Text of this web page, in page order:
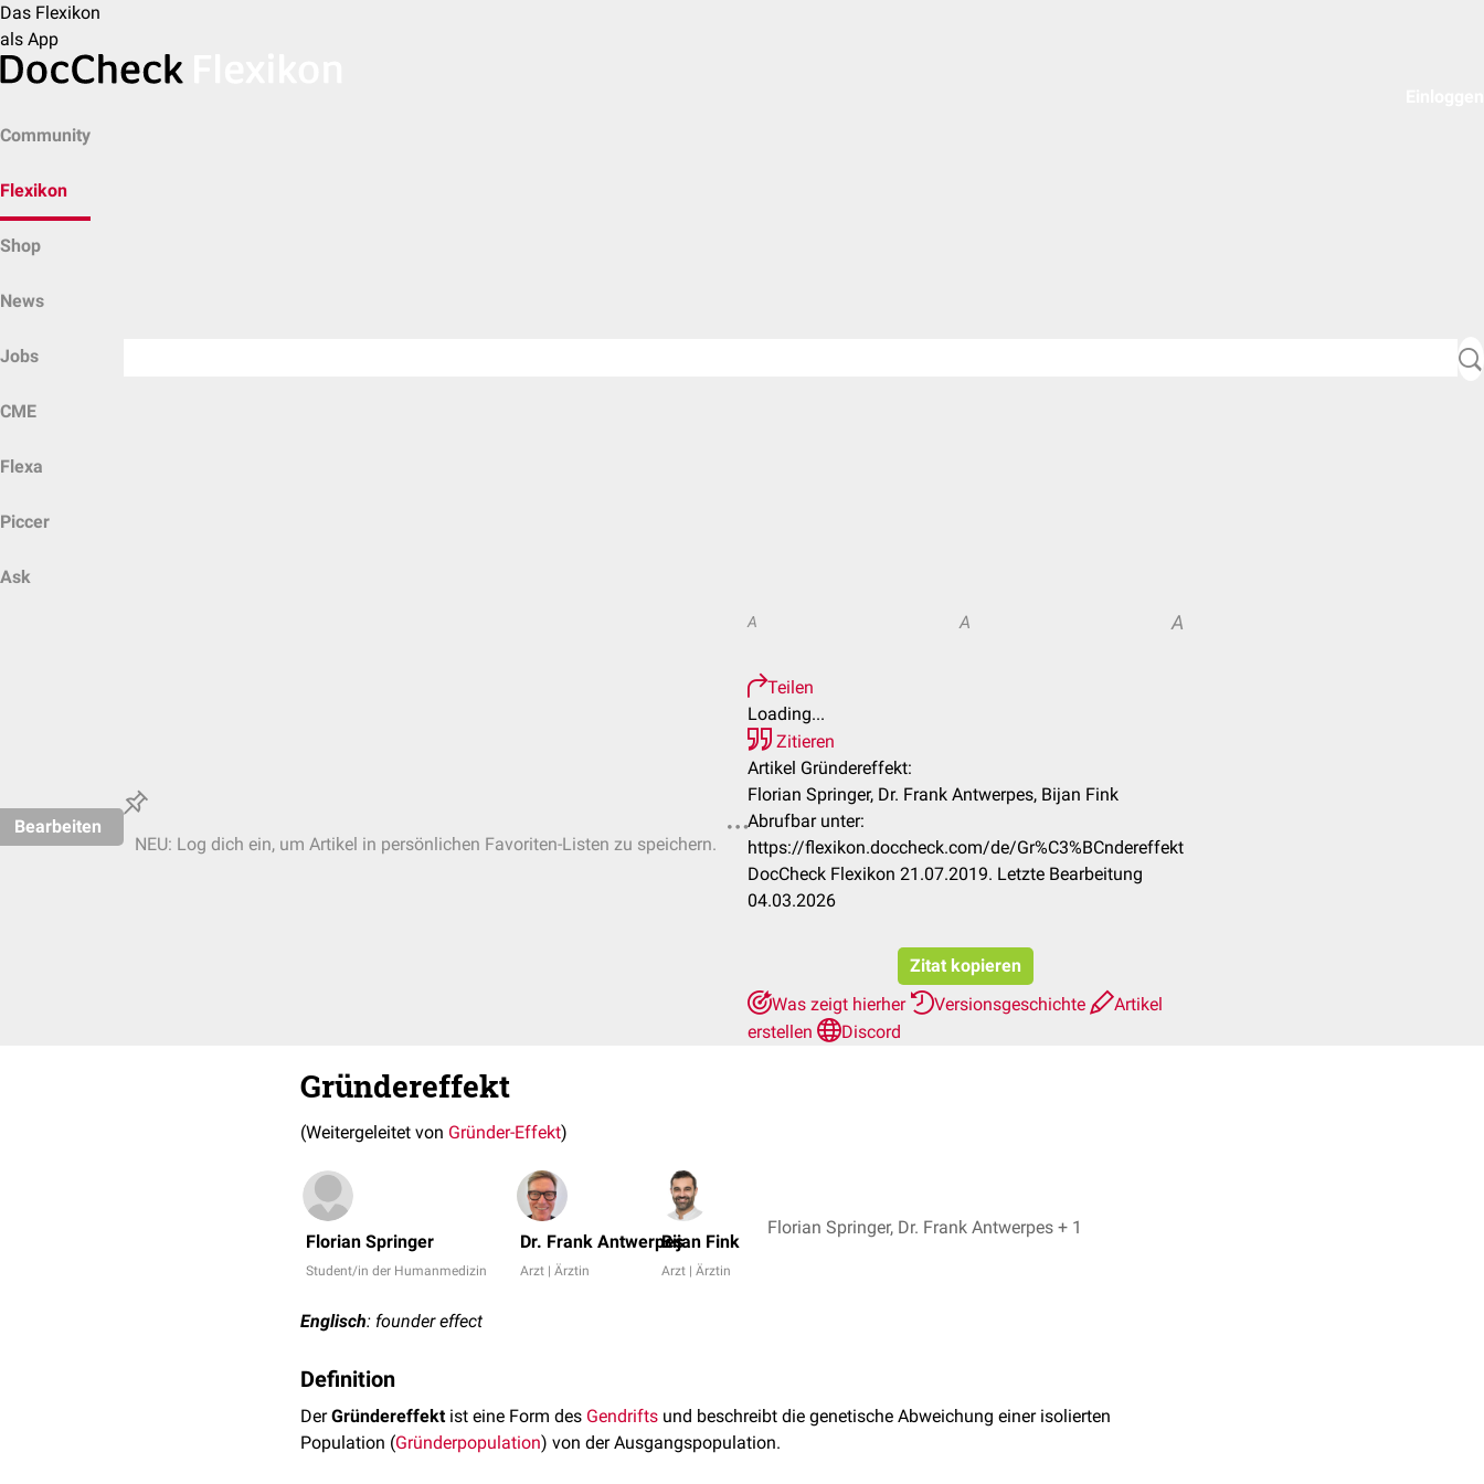
Das Flexikon
als App
Community
Flexikon
Shop
News
Jobs
CME
Flexa
Piccer
Ask
Bearbeiten
NEU: Log dich ein, um Artikel in persönlichen Favoriten-Listen zu speichern.
A A A
Teilen
Loading...
Zitieren
Artikel Gründereffekt:
Florian Springer, Dr. Frank Antwerpes, Bijan Fink
Abrufbar unter:
https://flexikon.doccheck.com/de/Gr%C3%BCndereffekt
DocCheck Flexikon 21.07.2019. Letzte Bearbeitung
04.03.2026
Zitat kopieren
Was zeigt hierher
Versionsgeschichte
Artikel
erstellen
Discord
Gründereffekt
(Weitergeleitet von Gründer-Effekt)
Florian Springer
Student/in der Humanmedizin
Dr. Frank Antwerpes
Arzt | Ärztin
Bijan Fink
Arzt | Ärztin
Florian Springer, Dr. Frank Antwerpes + 1
Englisch: founder effect
Definition
DerGründereffektist eine Form des Gendrifts und beschreibt die genetische Abweichung einer isolierten
Population (Gründerpopulation) von der Ausgangspopulation.